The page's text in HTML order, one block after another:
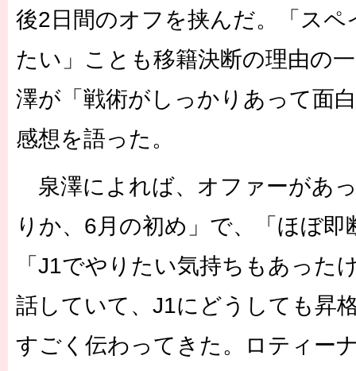
後2日間のオフを挟んだ。「スペ
たい」ことも移籍決断の理由の
澤が「戦術がしっかりあって面
感想を語った。
泉澤によれば、オファーがあ
りか、6月の初め」で、「ほぼ
「J1でやりたい気持ちもあった
話していて、J1にどうしても昇
すごく伝わってきた。ロティー